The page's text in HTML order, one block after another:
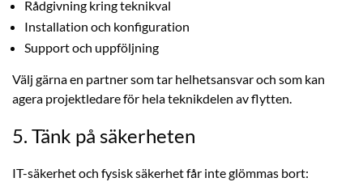
Rådgivning kring teknikval
Installation och konfiguration
Support och uppföljning
Välj gärna en partner som tar helhetsansvar och som kan
agera projektledare för hela teknikdelen av flytten.
5. Tänk på säkerheten
IT-säkerhet och fysisk säkerhet får inte glömmas bort: